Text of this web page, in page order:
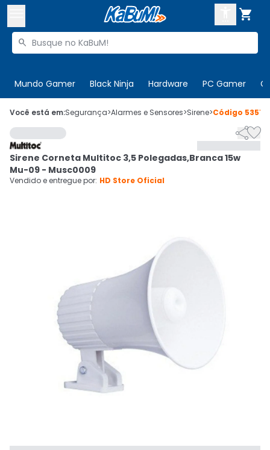

Buscar produtos

Mundo Gamer Black Ninja Hardware PC Gamer
 Olá. Acesse sua conta
 Departamentos
Cupons
CADASTRE-SE
Você está em:Segurança>Alarmes e Sensores>Sirene>Código 535191

Sirene Corneta Multitoc 3,5 Polegadas,Branca 15w
Mu-09 - Musc0009
Vendido e entregue por: HD Store Oficial